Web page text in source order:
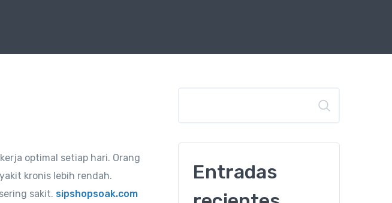
optimal setiap hari. Orang
kronis lebih rendah.
sakit. sipshopsoak.com
Entradas